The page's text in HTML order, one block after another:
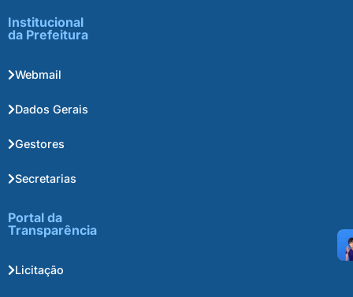
Institucional
da Prefeitura
Webmail
Dados Gerais
Gestores
Secretarias
Portal da
Transparência
Licitação